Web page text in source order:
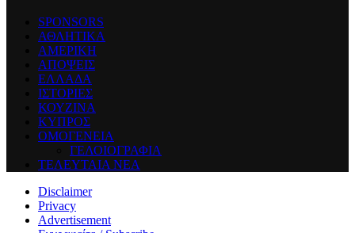
SPONSORS
ΑΘΛΗΤΙΚΑ
ΑΜΕΡΙΚΗ
ΑΠΟΨΕΙΣ
ΕΛΛΑΔΑ
ΙΣΤΟΡΙΕΣ
ΚΟΥΖΙΝΑ
ΚΥΠΡΟΣ
ΟΜΟΓΕΝΕΙΑ
ΓΕΛΟΙΟΓΡΑΦΙΑ
ΤΕΛΕΥΤΑΙΑ ΝΕΑ
Disclaimer
Privacy
Advertisement